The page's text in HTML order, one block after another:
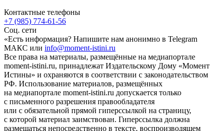
Контактные телефоны
+7 (985) 774-61-56
Соц. сети
«Есть информация? Напишите нам анонимно в Telegram
МАКС или info@moment-istini.ru
Все права на материалы, размещённые на медиапортале
moment-istini.ru, принадлежат Издательскому Дому «Момент
Истины» и охраняются в соответствии с законодательством
РФ. Использование материалов, размещённых
на медиапортале moment-istini.ru допускается только
с письменного разрешения правообладателя
или с обязательной прямой гиперссылкой на страницу,
с которой материал заимствован. Гиперссылка должна
размещаться непосредственно в тексте, воспроизводящем